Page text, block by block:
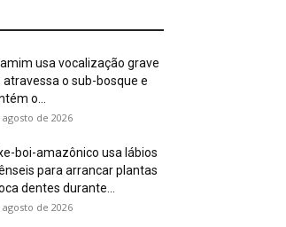
usa vocalização grave
atravessa o sub-bosque e
o...
agosto de 2026
boi-amazônico usa lábios
para arrancar plantas
dentes durante...
agosto de 2026